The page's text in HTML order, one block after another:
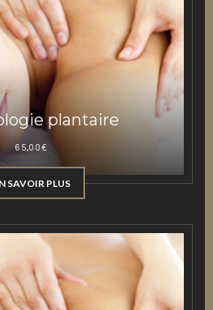
plantaire
65,00€
SAVOIR PLUS